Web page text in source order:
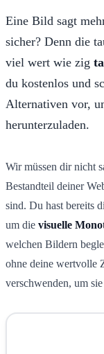
Eine Bild sagt
sicher? Denn die
viel wert wie zig
du kostenlos und
Alternativen vor,
herunterzuladen.
Wir müssen dir nicht
Bestandteil deiner
sind. Du hast bereits
um die visuelle
welchen Bildern
ohne deine wertvolle
verschwenden, um